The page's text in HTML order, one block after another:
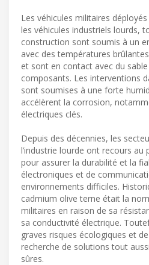
Les véhicules militaires
les véhicules industriels lourds,
construction sont soumis à un
avec des températures
et sont en contact avec du
composants. Les interventions
sont soumises à une forte
accélèrent la corrosion,
électriques clés.
Depuis des décennies, les
l’industrie lourde ont recours au
pour assurer la durabilité et la
électroniques et de
environnements difficiles.
cadmium olive terne était la
militaires en raison de sa
sa conductivité électrique.
graves risques écologiques et
recherche de solutions tout
sûres.